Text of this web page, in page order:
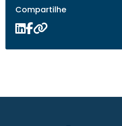
Compartilhe